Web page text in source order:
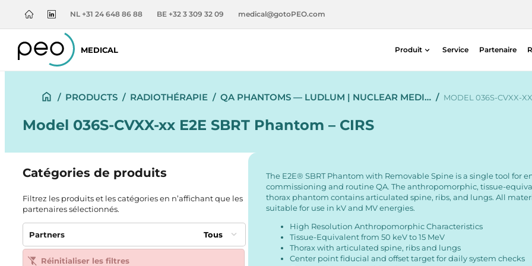
NL +31 24 648 86 88 BE +32 3 309 32 09 medical@gotoPEO.com
MEDICAL Produit
Imagerie diagnostique
Service Partenaire
/ PRODUCTS / RADIOTHÉRAPIE / QA PHANTOMS — LUDLUM | NUCLEAR MEDI… / MODEL 036S-CVXX-
Model 036S-CVXX-xx E2E SBRT Phantom – CIRS
Catégories de produits
Filtrez les produits et les catégories en n’affichant que les
partenaires sélectionnés.
Partners Tous
Réinitialiser les filtres
The E2E® SBRT Phantom with Removable Spine is a single tool for
commissioning and routine QA. The anthropomorphic, tissue-
thorax phantom contains articulated spine, ribs, and lungs. All
suitable for use in kV and MV energies.
High Resolution Anthropomorphic Characteristics
Tissue-Equivalent from 50 keV to 15 MeV
Thorax with articulated spine, ribs and lungs
Center point fiducial and offset target for daily system checks